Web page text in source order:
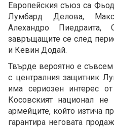
Европейския съюз са
Лумбард Делова,
Алехандро Пиедраита,
завръщащите се след
и Кевин Додай.
Твърде вероятно е
с централния защитник
има сериозен интерес
Косовският национал
армейците, който изтича
гарантира неговата